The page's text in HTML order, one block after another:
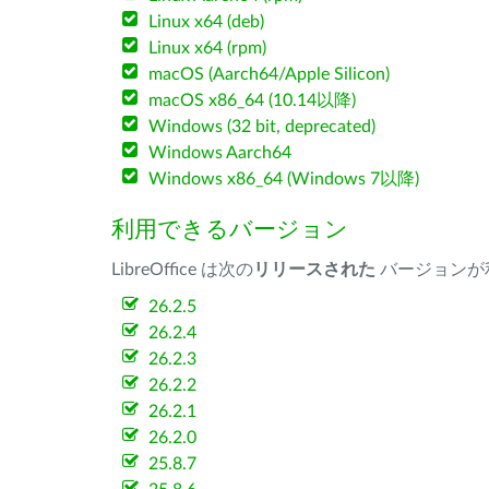
Linux x64 (deb)
Linux x64 (rpm)
macOS (Aarch64/Apple Silicon)
macOS x86_64 (10.14以降)
Windows (32 bit, deprecated)
Windows Aarch64
Windows x86_64 (Windows 7以降)
利用できるバージョン
LibreOffice は次のリリースされた バージョンが
26.2.5
26.2.4
26.2.3
26.2.2
26.2.1
26.2.0
25.8.7